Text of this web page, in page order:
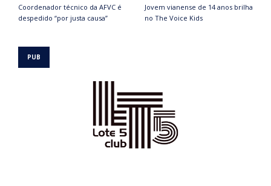
Coordenador técnico da AFVC é
despedido “por justa causa”
Jovem vianense de 14 anos brilha
no The Voice Kids